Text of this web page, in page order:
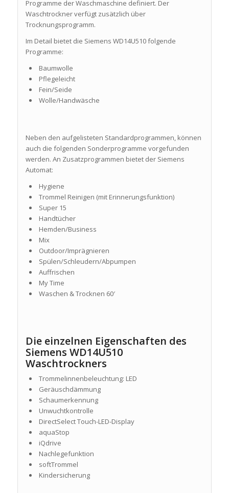
Programme der Waschmaschine definiert. Der
Waschtrockner verfügt zusätzlich über
Trocknungsprogramm.
Im Detail bietet die Siemens WD14U510 folgende
Programme:
Baumwolle
Pflegeleicht
Fein/Seide
Wolle/Handwäsche
Neben den aufgelisteten Standardprogrammen, können
auch die folgenden Sonderprogramme vorgefunden
werden. An Zusatzprogrammen bietet der Siemens
Automat:
Hygiene
Trommel Reinigen (mit Erinnerungsfunktion)
Super 15
Handtücher
Hemden/Business
Mix
Outdoor/Imprägnieren
Spülen/Schleudern/Abpumpen
Auffrischen
My Time
Waschen & Trocknen 60′
Die einzelnen Eigenschaften des
Siemens WD14U510
Waschtrockners
Trommelinnenbeleuchtung: LED
Geräuschdämmung
Schaumerkennung
Unwuchtkontrolle
DirectSelect Touch-LED-Display
aquaStop
iQdrive
Nachlegefunktion
softTrommel
Kindersicherung